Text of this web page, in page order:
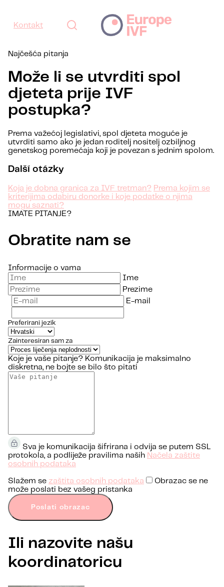
Kontakt
Najčešća pitanja
Može li se utvrditi spol
djeteta prije IVF
postupka?
Prema važećoj legislativi, spol djeteta moguće je
utvrditi samo ako je jedan roditelj nositelj ozbiljnog
genetskog poremećaja koji je povezan s jednim spolom.
Další otázky
Koja je dobna granica za IVF tretman? Prema kojim se
kriterijima odabiru donorke i koje podatke o njima
mogu saznati?
IMATE PITANJE?
Obratite nam se
Informacije o vama
Ime
Prezime
E-mail
Preferirani jezik
Zainteresiran sam za
Koje je vaše pitanje? Komunikacija je maksimalno
diskretna, ne bojte se bilo što pitati
Sva je komunikacija šifrirana i odvija se putem SSL
protokola, a podliježe pravilima naših Načela zaštite
osobnih podataka
Slažem se zaštita osobnih podataka
Obrazac se ne
može poslati bez vašeg pristanka
Poslati obrazac
Ili nazovite našu
koordinatoricu